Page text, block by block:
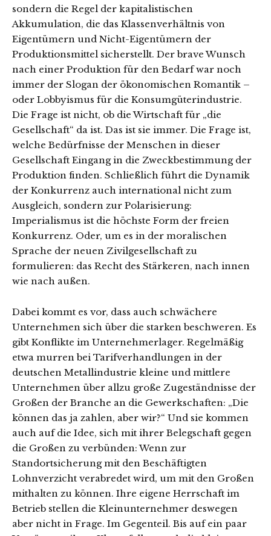
sondern die Regel der kapitalistischen
Akkumulation, die das Klassenverhältnis von
Eigentümern und Nicht-Eigentümern der
Produktionsmittel sicherstellt. Der brave Wunsch
nach einer Produktion für den Bedarf war noch
immer der Slogan der ökonomischen Romantik –
oder Lobbyismus für die Konsumgüterindustrie.
Die Frage ist nicht, ob die Wirtschaft für „die
Gesellschaft“ da ist. Das ist sie immer. Die Frage ist,
welche Bedürfnisse der Menschen in dieser
Gesellschaft Eingang in die Zweckbestimmung der
Produktion finden. Schließlich führt die Dynamik
der Konkurrenz auch international nicht zum
Ausgleich, sondern zur Polarisierung:
Imperialismus ist die höchste Form der freien
Konkurrenz. Oder, um es in der moralischen
Sprache der neuen Zivilgesellschaft zu
formulieren: das Recht des Stärkeren, nach innen
wie nach außen.
Dabei kommt es vor, dass auch schwächere
Unternehmen sich über die starken beschweren. Es
gibt Konflikte im Unternehmerlager. Regelmäßig
etwa murren bei Tarifverhandlungen in der
deutschen Metallindustrie kleine und mittlere
Unternehmen über allzu große Zugeständnisse der
Großen der Branche an die Gewerkschaften: „Die
können das ja zahlen, aber wir?“ Und sie kommen
auch auf die Idee, sich mit ihrer Belegschaft gegen
die Großen zu verbünden: Wenn zur
Standortsicherung mit den Beschäftigten
Lohnverzicht verabredet wird, um mit den Großen
mithalten zu können. Ihre eigene Herrschaft im
Betrieb stellen die Kleinunternehmer deswegen
aber nicht in Frage. Im Gegenteil. Bis auf ein paar